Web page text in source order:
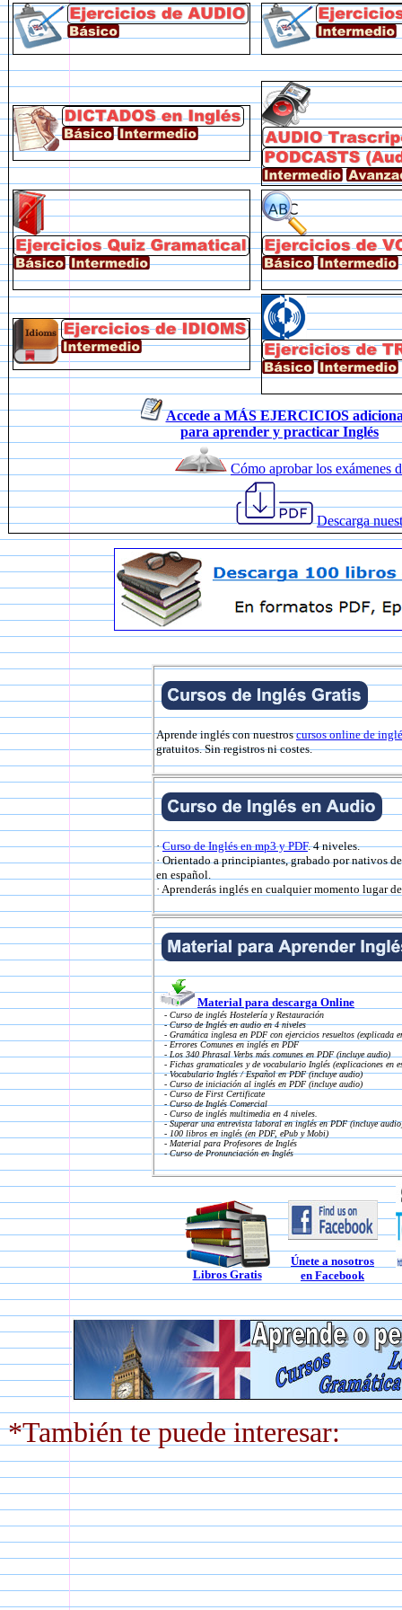
Accede a MÁS EJERCICIOS
para aprender y practicar Inglés
Cómo aprobar los exámenes
Descarga
Aprende inglés con nuestroscursos online de
gratuitos. Sin registros ni costes.
·Curso de Inglés en mp3 y PDF. 4 niveles.
· Orientado a principiantes, grabado por nativos
en español.
· Aprenderás inglés en cualquier momento lugar
Material para descarga Online
- Curso de inglés Hostelería y Restauración
- Curso de Inglés en audio en 4 niveles
- Gramática inglesa en PDF con ejercicios resueltos (explicada
- Errores Comunes en inglés en PDF
- Los 340 Phrasal Verbs más comunes en PDF (incluye audio)
- Fichas gramaticales y de vocabulario Inglés (explicaciones en
- Vocabulario Inglés / Español en PDF (incluye audio)
- Curso de iniciación al inglés en PDF (incluye audio)
- Curso de First Certificate
- Curso de Inglés Comercial
- Curso de inglés multimedia en 4 niveles.
- Superar una entrevista laboral en inglés en PDF (incluye
- 100 libros en inglés (en PDF, ePub y Mobi)
- Material para Profesores de Inglés
- Curso de Pronunciación en Inglés
Libros Gratis
Únete a nosotros
en Facebook
*También te puede interesar: